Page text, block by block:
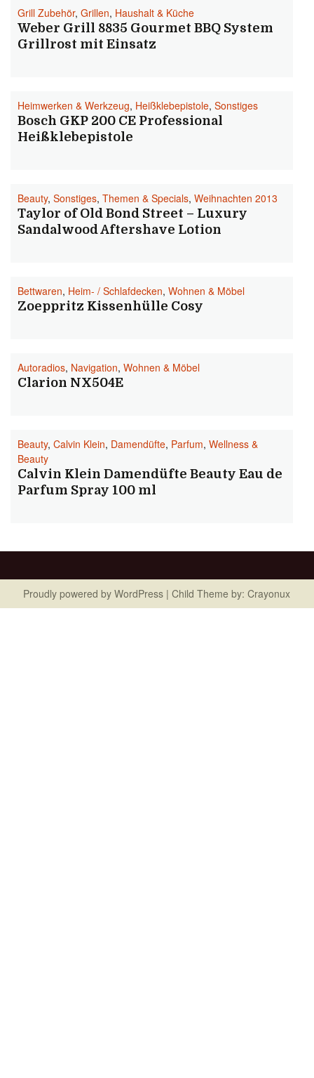
Grill Zubehör, Grillen, Haushalt & Küche
Weber Grill 8835 Gourmet BBQ System
Grillrost mit Einsatz
Heimwerken & Werkzeug, Heißklebepistole, Sonstiges
Bosch GKP 200 CE Professional
Heißklebepistole
Beauty, Sonstiges, Themen & Specials, Weihnachten 2013
Taylor of Old Bond Street – Luxury
Sandalwood Aftershave Lotion
Bettwaren, Heim- / Schlafdecken, Wohnen & Möbel
Zoeppritz Kissenhülle Cosy
Autoradios, Navigation, Wohnen & Möbel
Clarion NX504E
Beauty, Calvin Klein, Damendüfte, Parfum, Wellness &
Beauty
Calvin Klein Damendüfte Beauty Eau de
Parfum Spray 100 ml
Proudly powered by WordPress | Child Theme by: Crayonux